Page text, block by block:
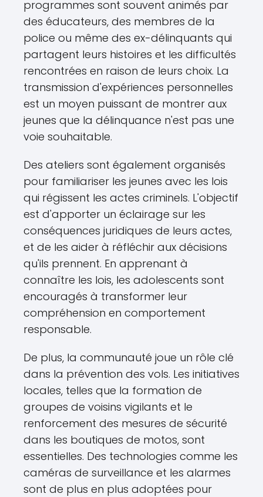
programmes sont souvent animés par
des éducateurs, des membres de la
police ou même des ex-délinquants qui
partagent leurs histoires et les difficultés
rencontrées en raison de leurs choix. La
transmission d'expériences personnelles
est un moyen puissant de montrer aux
jeunes que la délinquance n'est pas une
voie souhaitable.
Des ateliers sont également organisés
pour familiariser les jeunes avec les lois
qui régissent les actes criminels. L'objectif
est d'apporter un éclairage sur les
conséquences juridiques de leurs actes,
et de les aider à réfléchir aux décisions
qu'ils prennent. En apprenant à
connaître les lois, les adolescents sont
encouragés à transformer leur
compréhension en comportement
responsable.
De plus, la communauté joue un rôle clé
dans la prévention des vols. Les initiatives
locales, telles que la formation de
groupes de voisins vigilants et le
renforcement des mesures de sécurité
dans les boutiques de motos, sont
essentielles. Des technologies comme les
caméras de surveillance et les alarmes
sont de plus en plus adoptées pour